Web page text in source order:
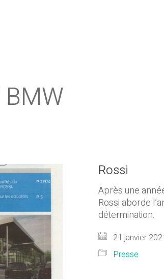
BMW
Rossi
Après une
Rossi aborde
détermination.
21 janvier
Presse